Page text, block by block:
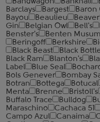
Barclays
Bargest Baron
Bayou
Beaulieu
Gin
Belgian Owl Bell's
Benster's
Benten
Beringoff
Berkshire
Black Beast
Black
Black Ram
Blanton's
Label
Blue Seal
Bols Genever
Bombay
Botran
Bottega Botucal
Menta
Brenne Bristoll's
Buffalo Trace
Bulldog
Maraschino
Cachaca 51
Campo Azul
Canaima